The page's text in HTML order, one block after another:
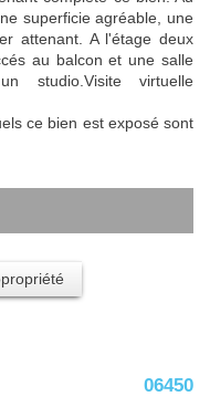
superficie agréable, une
attenant. A l'étage deux
au balcon et une salle
studio.Visite virtuelle
ce bien est exposé sont
06450